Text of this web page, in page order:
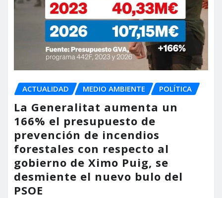
ACTUALIDAD MEDIO AMBIENTE POLÍTICA
La Generalitat aumenta un
166% el presupuesto de
prevención de incendios
forestales con respecto al
gobierno de Ximo Puig, se
desmiente el nuevo bulo del
PSOE